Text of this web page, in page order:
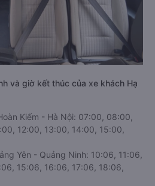
và giờ kết thúc của xe khách Hạ
Kiếm - Hà Nội: 07:00, 08:00,
12:00, 13:00, 14:00, 15:00,
Yên - Quảng Ninh: 10:06, 11:06,
15:06, 16:06, 17:06, 18:06,